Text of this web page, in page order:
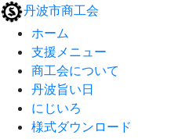
丹波市商工会
ホーム
支援メニュー
商工会について
丹波旨い日
にじいろ
様式ダウンロード